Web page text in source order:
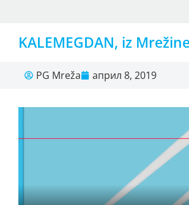
KALEMEGDAN, iz
PG Mreža април 8, 2019